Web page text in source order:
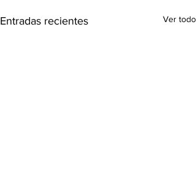
Entradas recientes Ver todo